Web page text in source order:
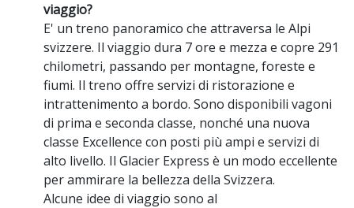
viaggio?
E' un treno panoramico che attraversa le Alpi
svizzere. Il viaggio dura 7 ore e mezza e copre 291
chilometri, passando per montagne, foreste e
fiumi. Il treno offre servizi di ristorazione e
intrattenimento a bordo. Sono disponibili vagoni
di prima e seconda classe, nonché una nuova
classe Excellence con posti più ampi e servizi di
alto livello. Il Glacier Express è un modo eccellente
per ammirare la bellezza della Svizzera.
Alcune idee di viaggio sono al